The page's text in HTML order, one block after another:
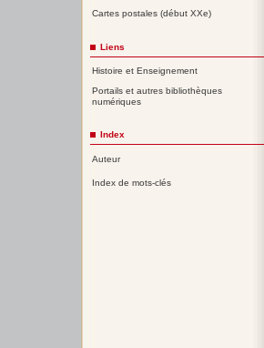
Cartes postales (début XXe)
Liens
Histoire et Enseignement
Portails et autres bibliothèques
numériques
Index
Auteur
Index de mots-clés